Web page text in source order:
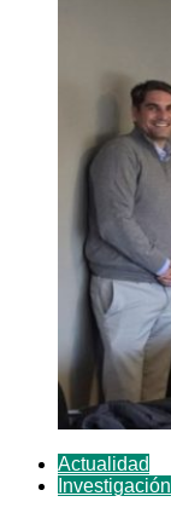
Actualidad
Investigación